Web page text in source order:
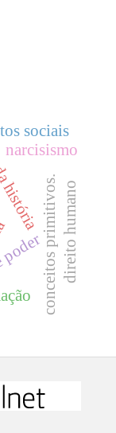
conceitos primitivos.
sociais
direito humano
narcisismo